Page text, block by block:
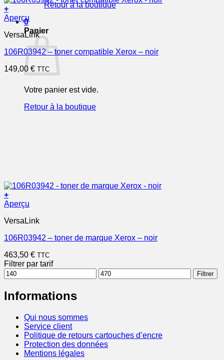
Retour à la boutique
0
Panier
Votre panier est vide.
Retour à la boutique
+
Aperçu
VersaLink
106R03942 – toner compatible Xerox – noir
149,00 € TTC
+
Aperçu
VersaLink
106R03942 – toner de marque Xerox – noir
463,50 € TTC
Filtrer par tarif
Prix
min
Prix
max
Filtrer
Informations
Qui nous sommes
Service client
Politique de retours cartouches d’encre
Protection des données
Mentions légales